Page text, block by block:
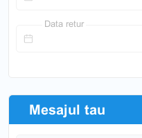
Data retur
Mesajul tau